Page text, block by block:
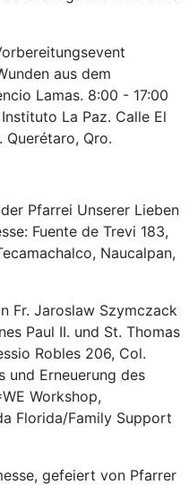
aus dem
Lamas. 8:00 - 17:00
La Paz. Calle El
Querétaro, Qro.
Pfarrei Unserer Lieben
Fuente de Trevi 183,
Naucalpan,
Fr. Jaroslaw Szymczack
Paul II. und St. Thomas
Robles 206, Col.
und Erneuerung des
Workshop,
Florida/Family Support
gefeiert von Pfarrer